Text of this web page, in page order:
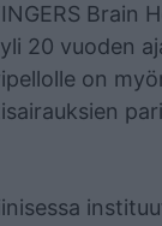
Brain
20 vuoden
on